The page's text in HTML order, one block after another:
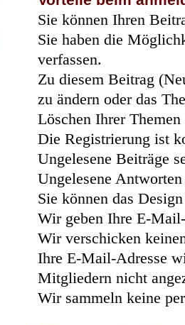
Sie können Ihren
Sie haben die
verfassen.
Zu diesem Beitrag
zu ändern oder das
Löschen Ihrer
Die Registrierung ist
Ungelesene Beiträge
Ungelesene
Sie können das
Wir geben Ihre E-
Wir verschicken
Ihre E-Mail-Adresse
Mitgliedern nicht
Wir sammeln keine